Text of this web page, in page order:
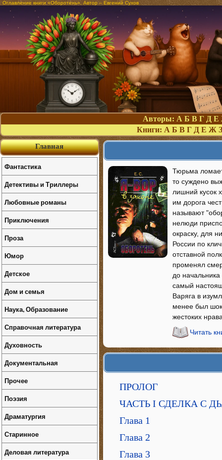
Оглавление книги «Оборотень». Автор – Евгений Сухов
Авторы: А Б В Г Д Е
Книги: А Б В Г Д Е Ж З
Тюрьма
то суждено
лишний кусок
им дорога
называют
нелюди
окраску, для
России по
отставной
променял
до
самый
Варяга в
менее был
жестоких
Читать
ПРОЛОГ
ЧАСТЬ I СДЕЛКА С
Глава 1
Глава 2
Глава 3
Главная
Фантастика
Детективы и Триллеры
Любовные романы
Приключения
Проза
Юмор
Детское
Дом и семья
Наука, Образование
Справочная литература
Духовность
Документальная
Прочее
Поэзия
Драматургия
Старинное
Деловая литература